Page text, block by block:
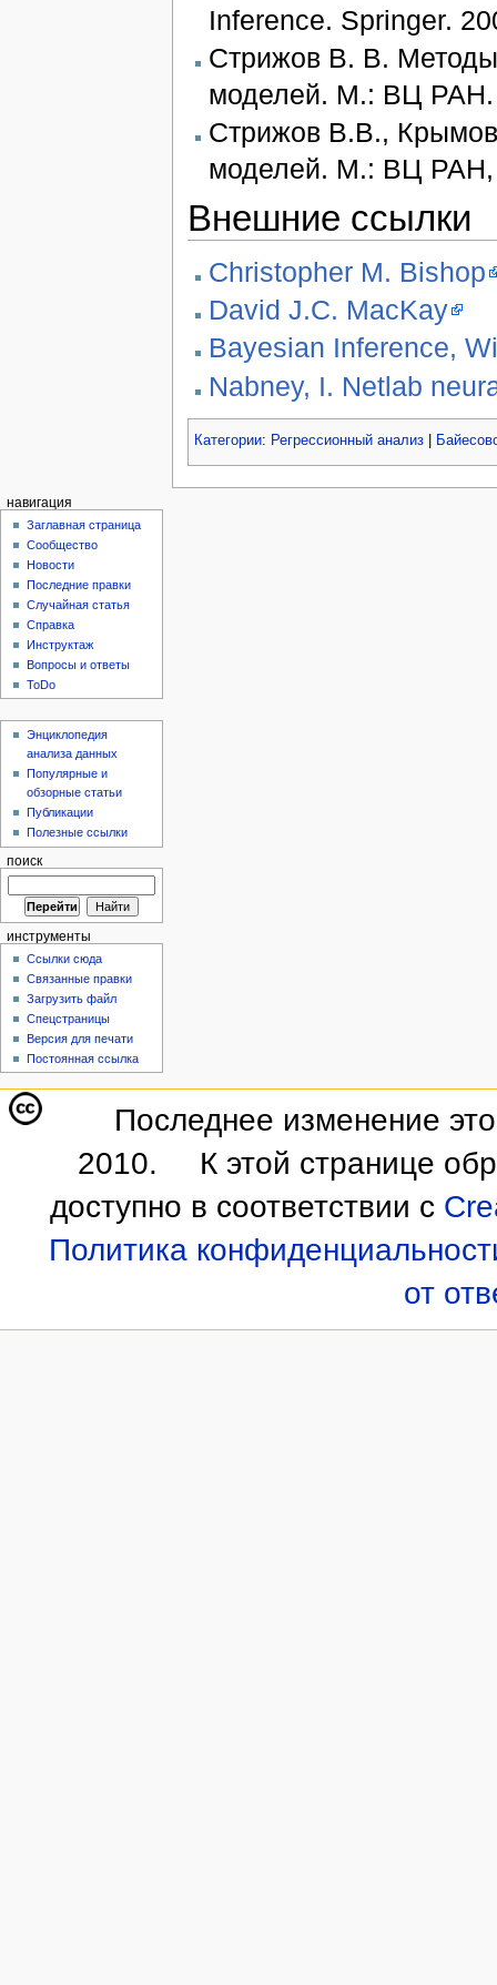
Inference. Springer.
Стрижов В. В. Методы
моделей. М.: ВЦ РАН.
Стрижов В.В.,
моделей. М.: ВЦ РАН,
Внешние ссылки
Christopher M. Bishop
David J.C. MacKay
Bayesian Inference,
Nabney, I. Netlab
Категории: Регрессионный анализ|
навигация
Заглавная страница
Сообщество
Новости
Последние правки
Случайная статья
Справка
Инструктаж
Вопросы и ответы
ToDo
Энциклопедия
анализа данных
Популярные и
обзорные статьи
Публикации
Полезные ссылки
поиск
инструменты
Ссылки сюда
Связанные правки
Загрузить файл
Спецстраницы
Версия для печати
Постоянная ссылка
Последнее изменение
2010.
К этой странице
доступно в соответствии с
Политика
от